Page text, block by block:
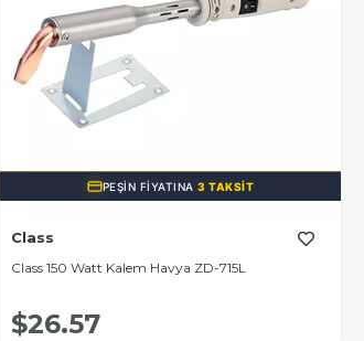
PEŞIN FIYATINA3 TAKSIT
Class
Class 150 Watt Kalem Havya ZD-715L
$26.57